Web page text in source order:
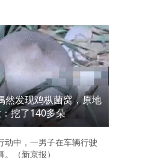
然发现鸡枞菌窝，原地
挖了140多朵
动中，一男子在车辆行驶
（新京报）